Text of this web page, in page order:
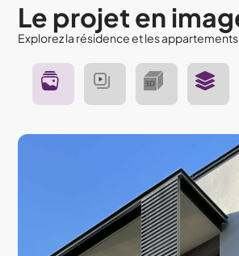
Le projet en
Explorez la résidence et les appartements